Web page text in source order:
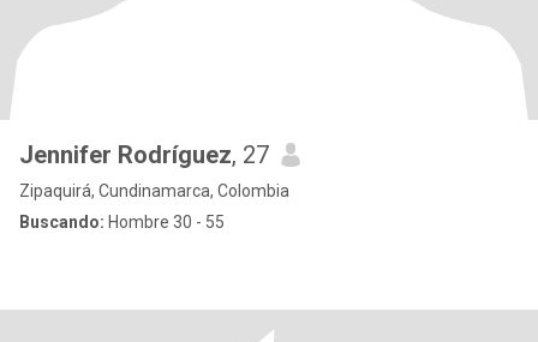
Jennifer Rodríguez, 27
Zipaquirá, Cundinamarca, Colombia
Buscando: Hombre 30 - 55